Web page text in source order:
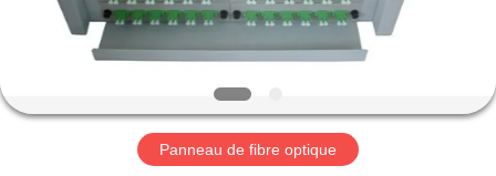
SUJET
DE
NOUS
Panneau de fibre optique